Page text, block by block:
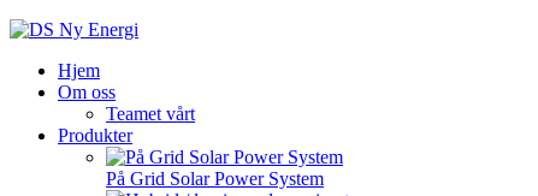
Hjem
Om oss
Teamet vårt
Produkter
På Grid Solar Power System